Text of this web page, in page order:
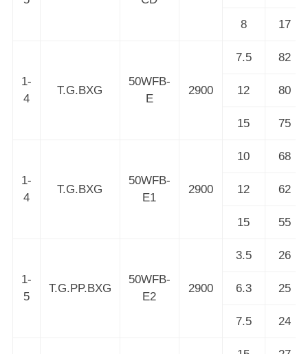
8 17
1-
4
T.G.BXG
50WFB-
E
2900
7.5 82
12 80
15 75
1-
4
T.G.BXG
50WFB-
E1
2900
10 68
12 62
15 55
1-
5
T.G.PP.BXG
50WFB-
E2
2900
3.5 26
6.3 25
7.5 24